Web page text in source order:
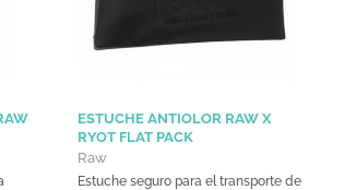
ESTUCHE ANTIOLOR RAW X
RYOT FLAT PACK
Raw
Estuche seguro para el transporte de